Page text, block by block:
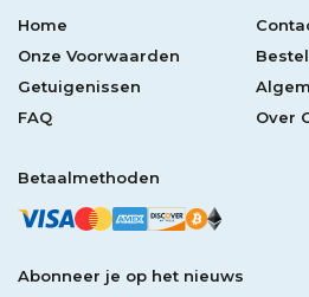
Home
Onze Voorwaarden
Getuigenissen
FAQ
Over
Betaalmethoden
Abonneer je op het nieuws